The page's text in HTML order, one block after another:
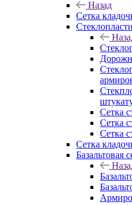
Назад
Сетка
Сетка
Сетка
Сетка
Сетка
Базальтовая